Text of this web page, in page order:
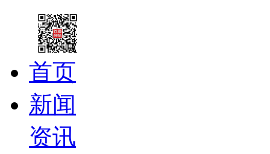
首页
新闻
资讯